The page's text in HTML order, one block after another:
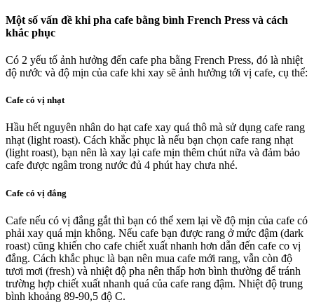
Một số vấn đề khi pha cafe bằng bình French Press và cách
khắc phục
Có 2 yếu tố ảnh hưởng đến cafe pha bằng French Press, đó là nhiệt
độ nước và độ mịn của cafe khi xay sẽ ảnh hưởng tới vị cafe, cụ thể:
Cafe có vị nhạt
Hầu hết nguyên nhân do hạt cafe xay quá thô mà sử dụng cafe rang
nhạt (light roast). Cách khắc phục là nếu bạn chọn cafe rang nhạt
(light roast), bạn nên là xay lại cafe mịn thêm chút nữa và đảm bảo
cafe được ngâm trong nước đủ 4 phút hay chưa nhé.
Cafe có vị đắng
Cafe nếu có vị đắng gắt thì bạn có thể xem lại về độ mịn của cafe có
phải xay quá mịn không. Nếu cafe bạn được rang ở mức đậm (dark
roast) cũng khiến cho cafe chiết xuất nhanh hơn dẫn đến cafe co vị
đắng. Cách khắc phục là bạn nên mua cafe mới rang, vẫn còn độ
tươi mơi (fresh) và nhiệt độ pha nên thấp hơn bình thường để tránh
trường hợp chiết xuất nhanh quá của cafe rang đậm. Nhiệt độ trung
bình khoảng 89-90,5 độ C.